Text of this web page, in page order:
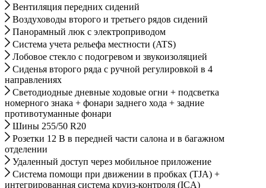
Вентиляция передних сидений
Воздуховоды второго и третьего рядов сидений
Панорамный люк с электроприводом
Система учета рельефа местности (ATS)
Лобовое стекло с подогревом и звукоизоляцией
Сиденья второго ряда с ручной регулировкой в 4
направлениях
Светодиодные дневные ходовые огни + подсветка
номерного знака + фонари заднего хода + задние
противотуманные фонари
Шины 255/50 R20
Розетки 12 В в передней части салона и в багажном
отделении
Удаленный доступ через мобильное приложение
Система помощи при движении в пробках (TJA) +
интегрированная система круиз-контроля (ICA)